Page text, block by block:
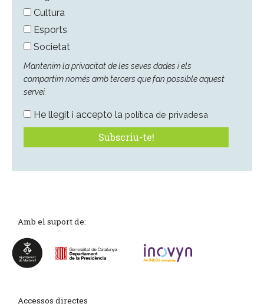
Cultura
Esports
Societat
Mantenim la privacitat de les seves dades i els
compartim només amb tercers que fan possible aquest
servei.
He llegit i accepto la política de privadesa
Amb el suport de:
Accessos directes